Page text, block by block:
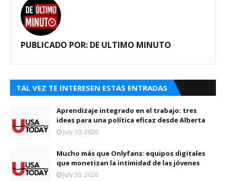
PUBLICADO POR: DE ULTIMO MINUTO
TAL VEZ TE INTERESEN ESTAS ENTRADAS
Aprendizaje integrado en el trabajo: tres
ideas para una política eficaz desde Alberta
July 30, 2026
Mucho más que Onlyfans: equipos digitales
que monetizan la intimidad de las jóvenes
July 30, 2026